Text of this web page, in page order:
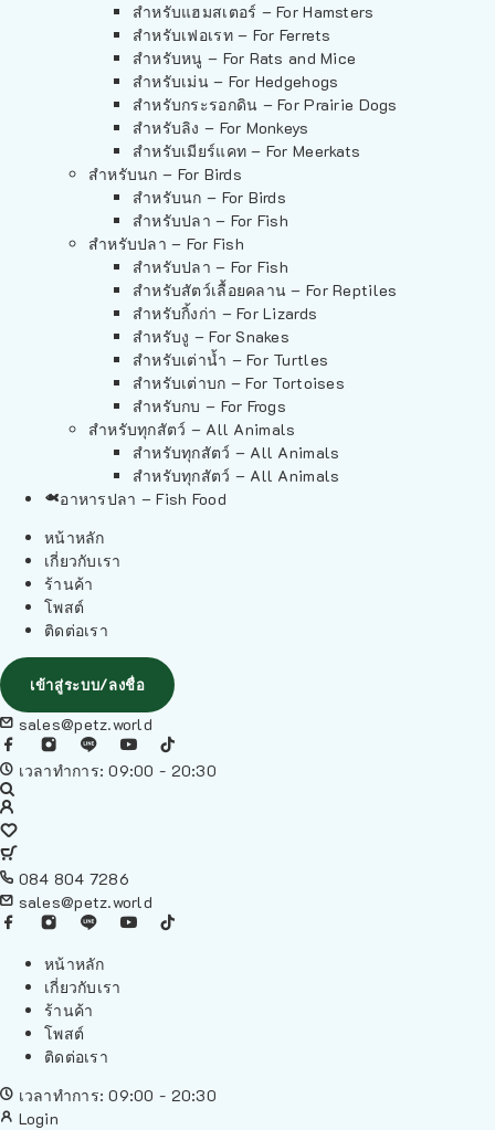
สำหรับแฮมสเตอร์ – For Hamsters
สำหรับเฟอเรท – For Ferrets
สำหรับหนู – For Rats and Mice
สำหรับเม่น – For Hedgehogs
สำหรับกระรอกดิน – For Prairie Dogs
สำหรับลิง – For Monkeys
สำหรับเมียร์แคท – For Meerkats
สำหรับนก – For Birds
สำหรับนก – For Birds
สำหรับปลา – For Fish
สำหรับปลา – For Fish
สำหรับปลา – For Fish
สำหรับสัตว์เลื้อยคลาน – For Reptiles
สำหรับกิ้งก่า – For Lizards
สำหรับงู – For Snakes
สำหรับเต่าน้ำ – For Turtles
สำหรับเต่าบก – For Tortoises
สำหรับกบ – For Frogs
สำหรับทุกสัตว์ – All Animals
สำหรับทุกสัตว์ – All Animals
สำหรับทุกสัตว์ – All Animals
อาหารปลา – Fish Food
หน้าหลัก
เกี่ยวกับเรา
ร้านค้า
โพสต์
ติดต่อเรา
เข้าสู่ระบบ/ลงชื่อ
sales@petz.world
เวลาทำการ: 09:00 - 20:30
084 804 7286
sales@petz.world
หน้าหลัก
เกี่ยวกับเรา
ร้านค้า
โพสต์
ติดต่อเรา
เวลาทำการ: 09:00 - 20:30
Login